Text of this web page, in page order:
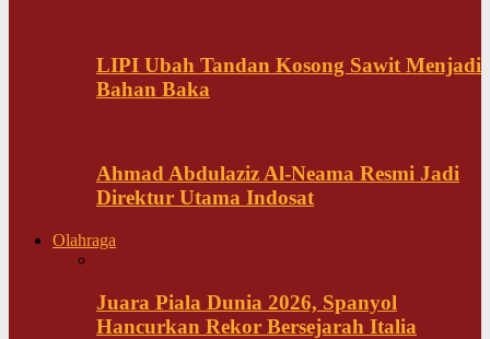
LIPI Ubah Tandan Kosong Sawit Menjadi
Bahan Baka
Ahmad Abdulaziz Al-Neama Resmi Jadi
Direktur Utama Indosat
Olahraga
Juara Piala Dunia 2026, Spanyol
Hancurkan Rekor Bersejarah Italia